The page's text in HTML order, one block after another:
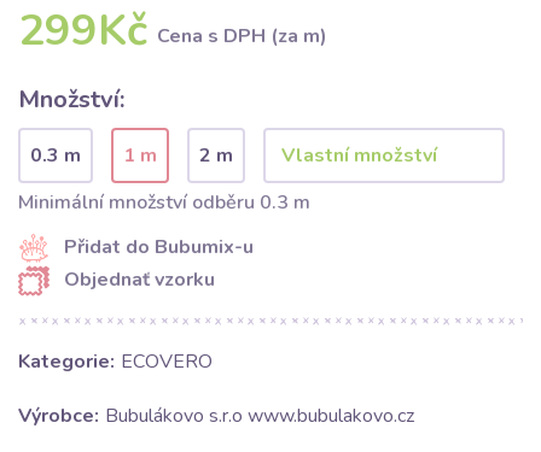
299Kč Cena s DPH (za m)
Množství:
0.3 m 1 m
2 m
Minimální množství odběru 0.3 m
Přidat do Bubumix-u
Objednať vzorku
Kategorie: ECOVERO
Výrobce: Bubulákovo s.r.o www.bubulakovo.cz